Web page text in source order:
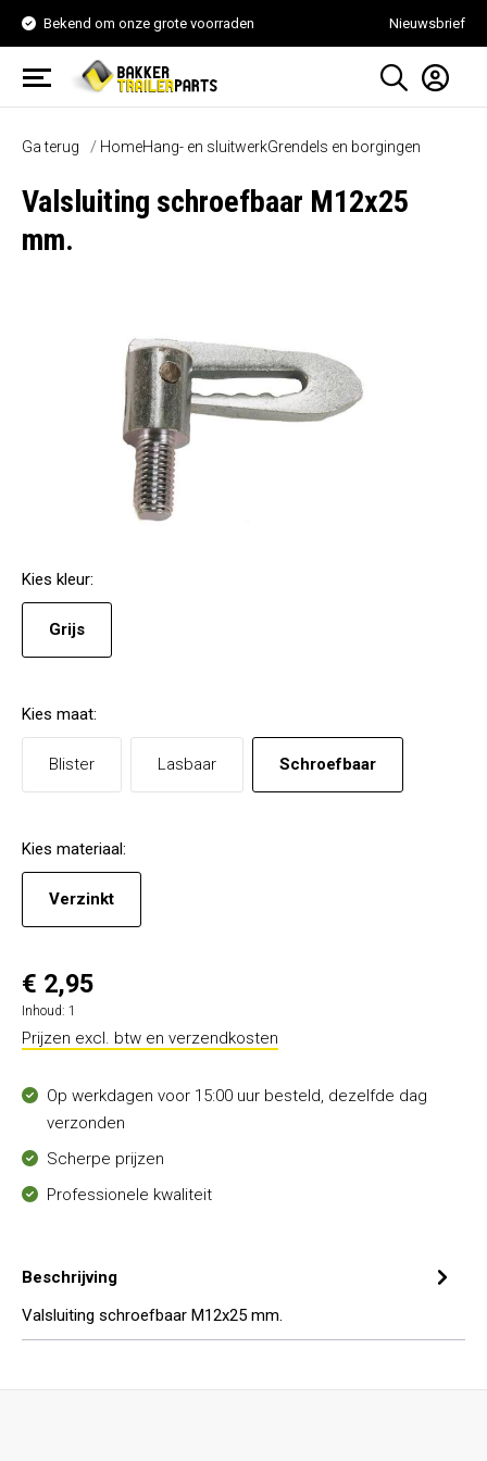
Bekend om onze grote voorraden Nieuwsbrief
Ga terug HomeHang- en sluitwerkGrendels en borgingen
Valsluiting schroefbaar M12x25
mm.
Kies kleur:
Grijs
Kies maat:
Blister Lasbaar Schroefbaar
Kies materiaal:
Verzinkt
€ 2,95
Inhoud: 1
Prijzen excl. btw en verzendkosten
Op werkdagen voor 15:00 uur besteld, dezelfde dag
verzonden
Scherpe prijzen
Professionele kwaliteit
Beschrijving
Valsluiting schroefbaar M12x25 mm.